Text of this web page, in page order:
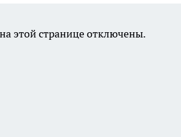
этой странице отключены.